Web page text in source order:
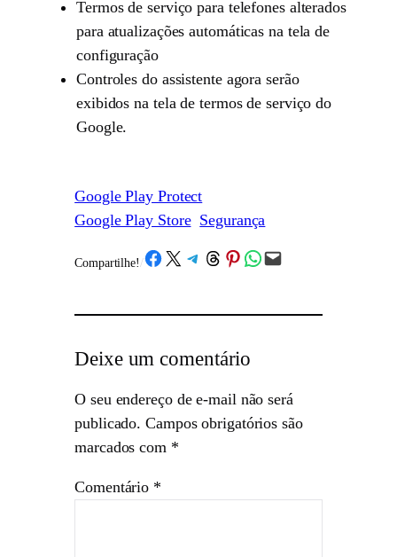
Termos de serviço para telefones alterados
para atualizações automáticas na tela de
configuração
Controles do assistente agora serão
exibidos na tela de termos de serviço do
Google.
Google Play Protect
Google Play Store Segurança
Compartilhe! /Share on Facebook
Share on X Share on Telegram
Share on Threads
Share on Pinterest
Share on WhatsApp
Email this Page
Deixe um comentário
O seu endereço de e-mail não será
publicado. Campos obrigatórios são
marcados com *
Comentário *